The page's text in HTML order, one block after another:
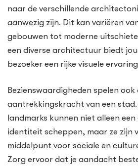
naar de verschillende
aanwezig zijn. Dit kan variëren
gebouwen tot moderne
een diverse architectuur biedt
bezoeker een rijke visuele
Bezienswaardigheden spelen
aantrekkingskracht van een
landmarks kunnen niet alleen
identiteit scheppen, maar ze zijn
middelpunt voor sociale en
Zorg ervoor dat je aandacht